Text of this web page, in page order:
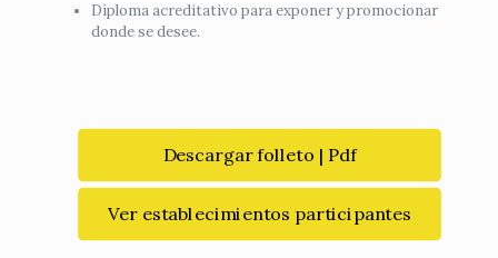
Diploma acreditativo para exponer y promocionar
donde se desee.
Descargar folleto | Pdf
Ver establecimientos participantes